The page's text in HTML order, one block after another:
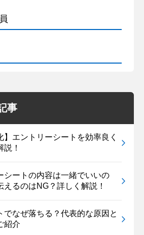
事
】エントリーシートを効率良く
！
シートの内容は一緒でいいの
るのはNG？詳しく解説！
でなぜ落ちる？代表的な原因と
紹介